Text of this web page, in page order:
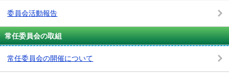
委員会活動報告
常任委員会の取組
常任委員会の開催について